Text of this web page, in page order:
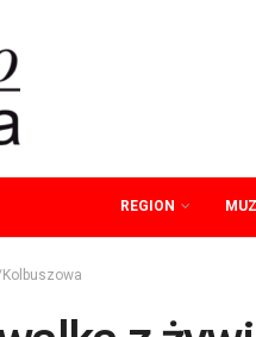
REGION